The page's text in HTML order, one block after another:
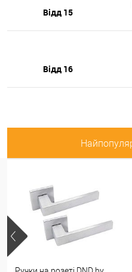
Відд 15
Відд 16